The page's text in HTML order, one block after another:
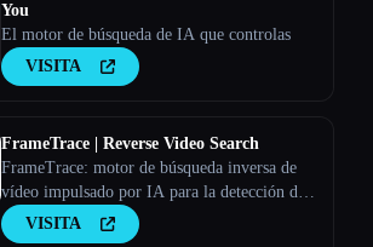
You
El motor de búsqueda de IA que controlas
VISITA
FrameTrace | Reverse Video Search
FrameTrace: motor de búsqueda inversa de
vídeo impulsado por IA para la detección de
fuentes y la verificación de la autenticidad
VISITA